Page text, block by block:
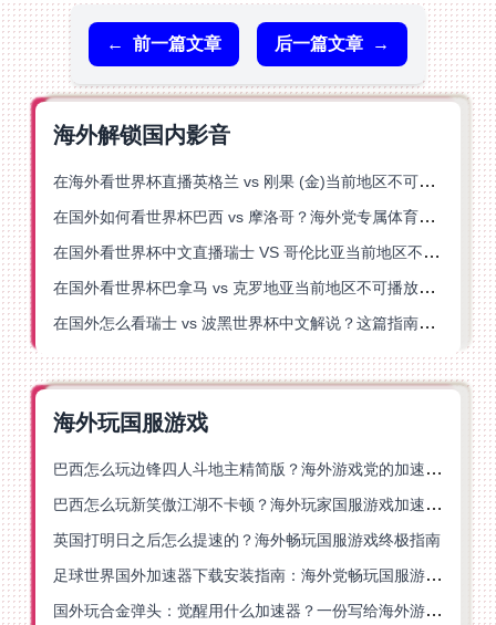
← 前一篇文章 后一篇文章 →
海外解锁国内影音
在海外看世界杯直播英格兰 vs 刚果 (金)当前地区不可播放？这篇指南帮你突破所有限制
在国外如何看世界杯巴西 vs 摩洛哥？海外党专属体育观赛指南来了
在国外看世界杯中文直播瑞士 VS 哥伦比亚当前地区不可播放？这篇指南帮你搞定
在国外看世界杯巴拿马 vs 克罗地亚当前地区不可播放？这篇指南帮你轻松解决海外体育直播难题
在国外怎么看瑞士 vs 波黑世界杯中文解说？这篇指南帮你搞定所有地区限制问题
海外玩国服游戏
巴西怎么玩边锋四人斗地主精简版？海外游戏党的加速器终极选择
巴西怎么玩新笑傲江湖不卡顿？海外玩家国服游戏加速终极指南（附猫和老鼠一梦江湖实测）
英国打明日之后怎么提速的？海外畅玩国服游戏终极指南
足球世界国外加速器下载安装指南：海外党畅玩国服游戏的终极解决方案
国外玩合金弹头：觉醒用什么加速器？一份写给海外游子的畅玩指南